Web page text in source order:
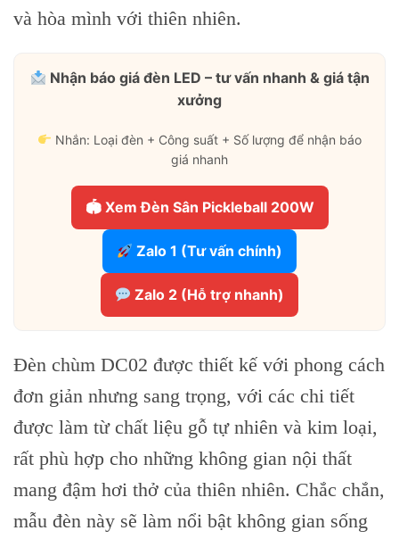
và hòa mình với thiên nhiên.
Nhận báo giá đèn LED – tư vấn nhanh & giá tận
xưởng
Nhắn: Loại đèn + Công suất + Số lượng để nhận báo
giá nhanh
🏟 Xem Đèn Sân Pickleball 200W
Zalo 1 (Tư vấn chính)
Zalo 2 (Hỗ trợ nhanh)
Đèn chùm DC02 được thiết kế với phong cách
đơn giản nhưng sang trọng, với các chi tiết
được làm từ chất liệu gỗ tự nhiên và kim loại,
rất phù hợp cho những không gian nội thất
mang đậm hơi thở của thiên nhiên. Chắc chắn,
mẫu đèn này sẽ làm nổi bật không gian sống